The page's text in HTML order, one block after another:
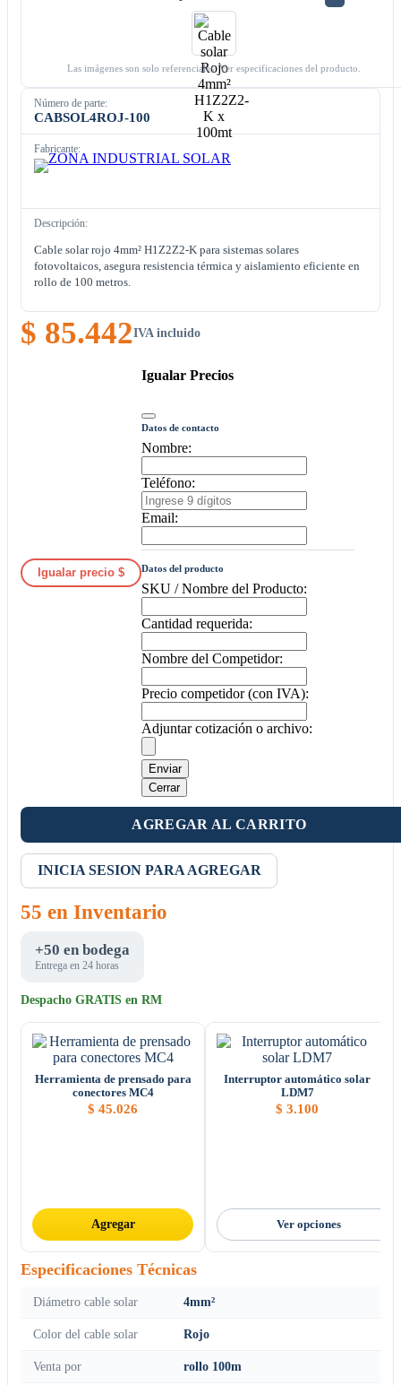
Las imágenes son solo referenciales. Ver especificaciones del producto.
Número de parte:
CABSOL4ROJ-100
Fabricante:
Descripción:
Cable solar rojo 4mm² H1Z2Z2-K para sistemas solares
fotovoltaicos, asegura resistencia térmica y aislamiento eficiente en
rollo de 100 metros.
$ 85.442IVA incluido
Igualar precio $
Igualar Precios
Datos de contacto
Nombre:
Teléfono:
Email:
Datos del producto
SKU / Nombre del Producto:
Cantidad requerida:
Nombre del Competidor:
Precio competidor (con IVA):
Adjuntar cotización o archivo:
Enviar
Cerrar
AGREGAR AL CARRITO
INICIA SESION PARA AGREGAR
55 en Inventario
+50 en bodega
Entrega en 24 horas
Despacho GRATIS en RM
Herramienta de prensado para
conectores MC4
$ 45.026
Agregar
Interruptor automático solar
LDM7
$ 3.100
Ver opciones
Especificaciones Técnicas
Diámetro cable solar 4mm²
Color del cable solar Rojo
Venta por rollo 100m